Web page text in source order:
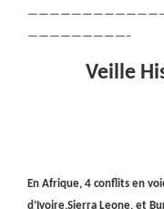
—————————–
Veille
En Afrique, 4 conflits en
d’Ivoire,Sierra Leone, et